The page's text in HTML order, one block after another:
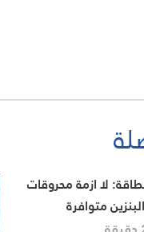
لا ازمة محروقات
متوافرة